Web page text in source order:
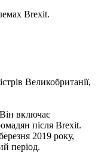
Brexit.
Великобританії,
включає
після Brexit.
2019 року,
період.